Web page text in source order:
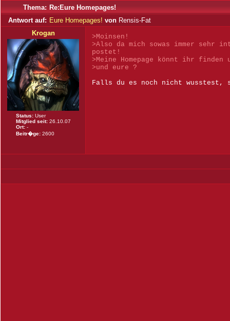
Thema: Re:Eure Homepages!
Antwort auf: Eure Homepages! von Rensis-Fat
Krogan
Status: User
Mitglied seit: 26.10.07
Ort: -
Beitr�ge: 2600
>Moinsen!
>Also da mich sowas immer
postet!
>Meine Homepage könnt ihr
>und eure ?
Falls du es noch nicht wusstest,